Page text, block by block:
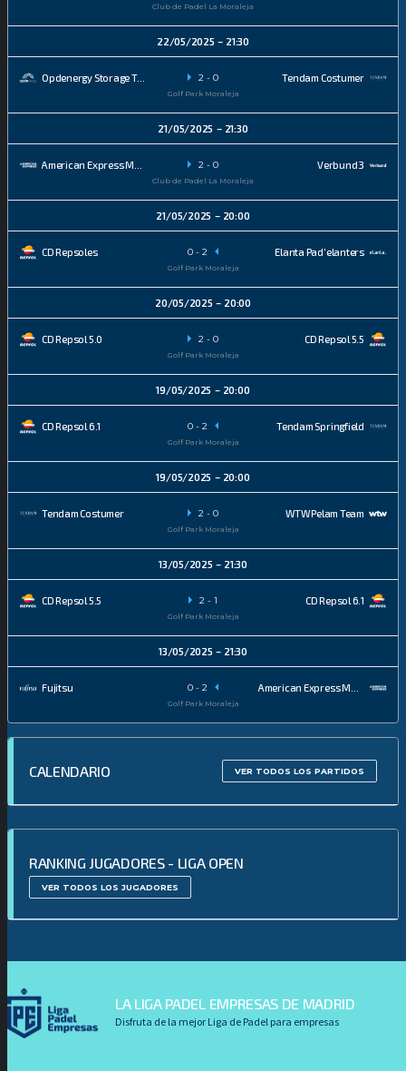
Club de Padel La Moraleja
22/05/2025 21:30
Opdenergy Storage Team Tendam Costumer
2 - 0
Golf Park Moraleja
21/05/2025 21:30
Verbund 3
2 - 0
Club de Padel La Moraleja
21/05/2025 20:00
CD Repsoles Elanta Pad’elanters
0 - 2
Golf Park Moraleja
20/05/2025 20:00
CD Repsol 5.0 CD Repsol 5.5
2 - 0
Golf Park Moraleja
19/05/2025 20:00
CD Repsol 6.1 Tendam Springfield
0 - 2
Golf Park Moraleja
19/05/2025 20:00
Tendam Costumer WTW Pelam Team
2 - 0
Golf Park Moraleja
13/05/2025 21:30
CD Repsol 5.5 CD Repsol 6.1
2 - 1
Golf Park Moraleja
13/05/2025 21:30
Fujitsu 0 - 2
Golf Park Moraleja
CALENDARIO VER TODOS LOS PARTIDOS
RANKING JUGADORES - LIGA OPEN
VER TODOS LOS JUGADORES
LA LIGA PADEL EMPRESAS DE MADRID
Disfruta de la mejor Liga de Padel para empresas